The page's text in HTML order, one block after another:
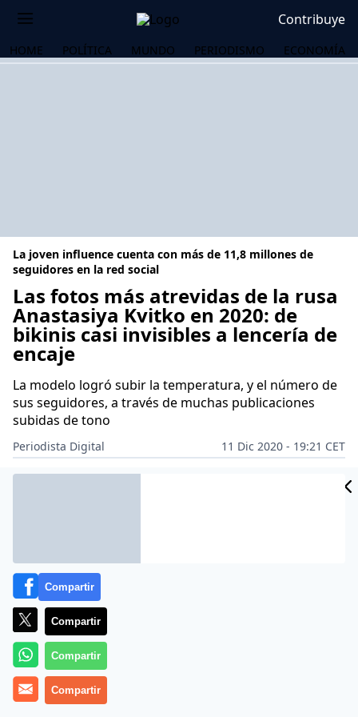
Contribuye
HOME POLÍTICA MUNDO PERIODISMO ECONOMÍA
La joven influence cuenta con más de 11,8 millones de
seguidores en la red social
Las fotos más atrevidas de la rusa
Anastasiya Kvitko en 2020: de
bikinis casi invisibles a lencería de
encaje
La modelo logró subir la temperatura, y el número de
sus seguidores, a través de muchas publicaciones
subidas de tono
Periodista Digital
11 Dic 2020 - 19:21 CET
Archivado en:
Compartir
Compartir
Compartir
Compartir